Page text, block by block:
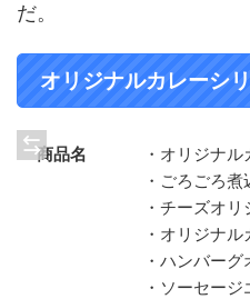
だ。
オリジナルカレーシ
商品名
・オリジナ
・ごろごろ
・チーズオ
・オリジナ
・ハンバー
・ソーセー